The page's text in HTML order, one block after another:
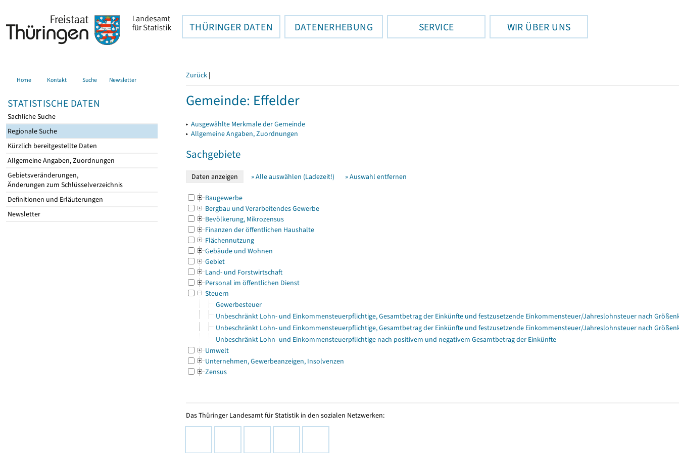
THÜRINGER DATEN DATENERHEBUNG SERVICE WIR ÜBER UNS
Home Kontakt Suche Newsletter
STATISTISCHE DATEN
Sachliche Suche
Regionale Suche
Kürzlich bereitgestellte Daten
Allgemeine Angaben, Zuordnungen
Gebietsveränderungen,
Änderungen zum Schlüsselverzeichnis
Definitionen und Erläuterungen
Newsletter
Zurück |
Gemeinde: Effelder
▸ Ausgewählte Merkmale der Gemeinde
▸ Allgemeine Angaben, Zuordnungen
Sachgebiete
» Alle auswählen (Ladezeit!) » Auswahl entfernen
Baugewerbe
Bergbau und Verarbeitendes Gewerbe
Bevölkerung, Mikrozensus
Finanzen der öffentlichen Haushalte
Flächennutzung
Gebäude und Wohnen
Gebiet
Land- und Forstwirtschaft
Personal im öffentlichen Dienst
Steuern
Gewerbesteuer
Unbeschränkt Lohn- und Einkommensteuerpflichtige, Gesamtbetrag der Einkünfte und festzusetzende Einkommensteuer/Jahreslohnsteuer nach
Unbeschränkt Lohn- und Einkommensteuerpflichtige, Gesamtbetrag der Einkünfte und festzusetzende Einkommensteuer/Jahreslohnsteuer nach
Unbeschränkt Lohn- und Einkommensteuerpflichtige nach positivem und negativem Gesamtbetrag der Einkünfte
Umwelt
Unternehmen, Gewerbeanzeigen, Insolvenzen
Zensus
Das Thüringer Landesamt für Statistik in den sozialen Netzwerken: